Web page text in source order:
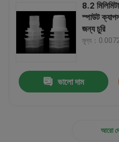
8.2
স্পাউট
জন্য চুরি
মূল্য：
ভালো দাম
আরো